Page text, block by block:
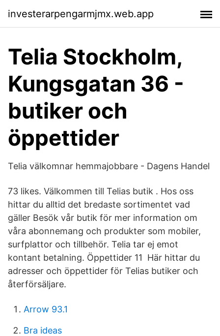
investerarpengarmjmx.web.app
Telia Stockholm,
Kungsgatan 36 -
butiker och
öppettider
Telia välkomnar hemmajobbare - Dagens Handel
73 likes. Välkommen till Telias butik . Hos oss
hittar du alltid det bredaste sortimentet vad
gäller Besök vår butik för mer information om
våra abonnemang och produkter som mobiler,
surfplattor och tillbehör. Telia tar ej emot
kontant betalning. Öppettider 11 Här hittar du
adresser och öppettider för Telias butiker och
återförsäljare.
Arrow 93.1
Bra ideas